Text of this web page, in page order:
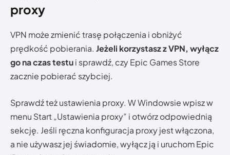
proxy
VPN może zmienić trasę połączenia i obniżyć
prędkość pobierania. Jeżeli korzystasz z VPN, wyłącz
go na czas testui sprawdź, czy Epic Games Store
zacznie pobierać szybciej.
Sprawdź też ustawienia proxy. W Windowsie wpisz w
menu Start „Ustawienia proxy” i otwórz odpowiednią
sekcję. Jeśli ręczna konfiguracja proxy jest włączona,
a nie używasz jej świadomie, wyłącz ją i uruchom Epic